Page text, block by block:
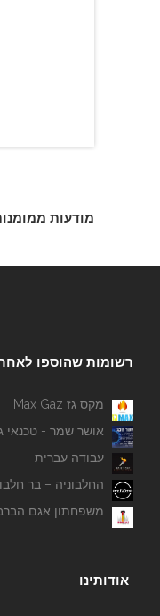
מודעות
רשומות שהוספו
מקס גז Max Gaz
אושר שמר - טכנאי
עבודה עברית
החלבוניה – בר
משפחתון אגם
אודותינו